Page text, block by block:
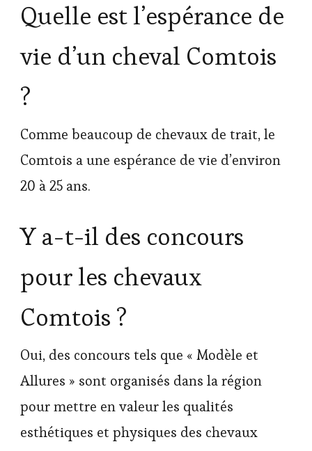
Quelle est l’espérance de
vie d’un cheval Comtois
?
Comme beaucoup de chevaux de trait, le
Comtois a une espérance de vie d’environ
20 à 25 ans.
Y a-t-il des concours
pour les chevaux
Comtois ?
Oui, des concours tels que « Modèle et
Allures » sont organisés dans la région
pour mettre en valeur les qualités
esthétiques et physiques des chevaux